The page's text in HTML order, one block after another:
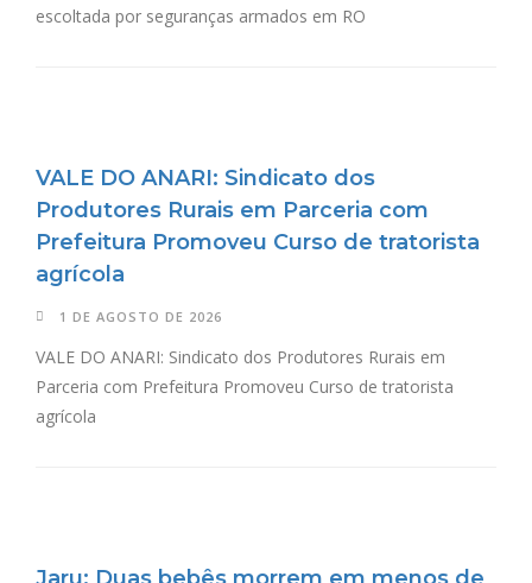
escoltada por seguranças armados em RO
VALE DO ANARI: Sindicato dos
Produtores Rurais em Parceria com
Prefeitura Promoveu Curso de tratorista
agrícola
1 DE AGOSTO DE 2026
VALE DO ANARI: Sindicato dos Produtores Rurais em
Parceria com Prefeitura Promoveu Curso de tratorista
agrícola